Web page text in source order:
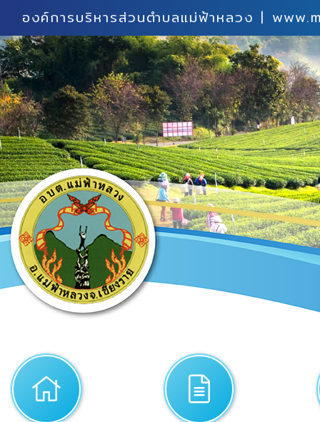
องค์การบริหารส่วนตำบลแม่ฟ้าหลวง |
home desc